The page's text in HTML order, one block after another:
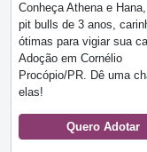
Conheça Athena e
pit bulls de 3 anos,
ótimas para vigiar sua
Adoção em Cornélio
Procópio/PR. Dê uma
elas!
Quero Adotar